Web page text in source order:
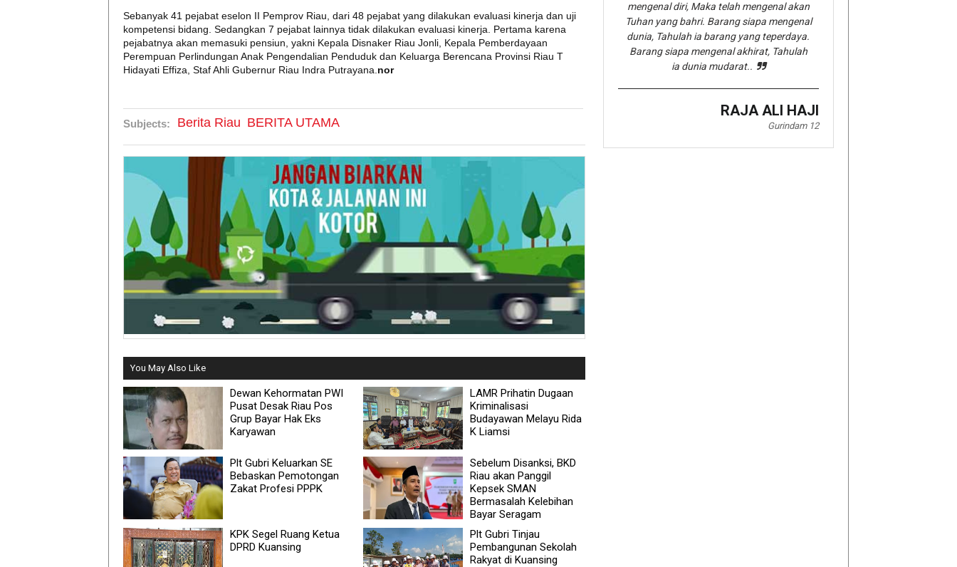
Sebanyak 41 pejabat eselon II Pemprov Riau, dari 48 pejabat yang dilakukan evaluasi kinerja dan uji
kompetensi bidang. Sedangkan 7 pejabat lainnya tidak dilakukan evaluasi kinerja. Pertama karena
pejabatnya akan memasuki pensiun, yakni Kepala Disnaker Riau Jonli, Kepala Pemberdayaan
Perempuan Perlindungan Anak Pengendalian Penduduk dan Keluarga Berencana Provinsi Riau T
Hidayati Effiza, Staf Ahli Gubernur Riau Indra Putrayana. nor
Subjects: Berita Riau BERITA UTAMA
You May Also Like
Dewan Kehormatan PWI
Pusat Desak Riau Pos
Grup Bayar Hak Eks
Karyawan
LAMR Prihatin Dugaan
Kriminalisasi
Budayawan Melayu Rida
K Liamsi
Plt Gubri Keluarkan SE
Bebaskan Pemotongan
Zakat Profesi PPPK
Sebelum Disanksi, BKD
Riau akan Panggil
Kepsek SMAN
Bermasalah Kelebihan
Bayar Seragam
KPK Segel Ruang Ketua
DPRD Kuansing
Plt Gubri Tinjau
Pembangunan Sekolah
Rakyat di Kuansing
mengenal diri, Maka telah mengenal akan
Tuhan yang bahri. Barang siapa mengenal
dunia, Tahulah ia barang yang teperdaya.
Barang siapa mengenal akhirat, Tahulah
ia dunia mudarat..
RAJA ALI HAJI
Gurindam 12